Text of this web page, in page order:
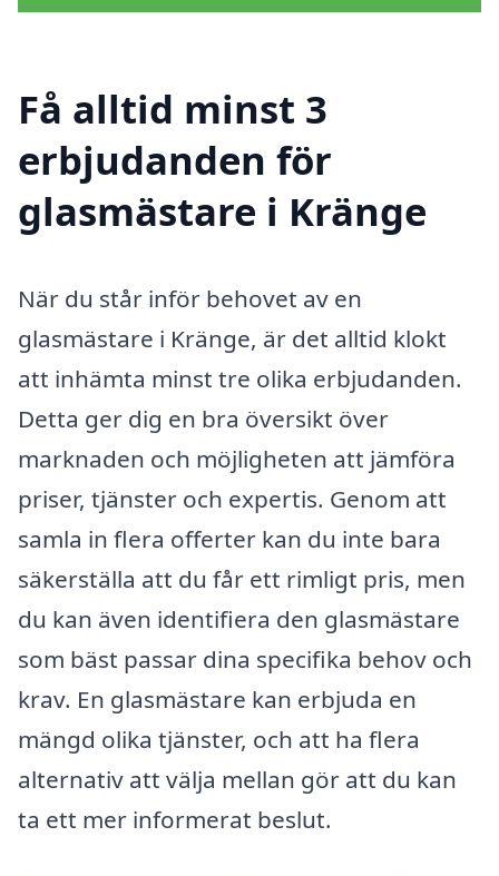
Få alltid minst 3
erbjudanden för
glasmästare i Kränge
När du står inför behovet av en
glasmästare i Kränge, är det alltid klokt
att inhämta minst tre olika erbjudanden.
Detta ger dig en bra översikt över
marknaden och möjligheten att jämföra
priser, tjänster och expertis. Genom att
samla in flera offerter kan du inte bara
säkerställa att du får ett rimligt pris, men
du kan även identifiera den glasmästare
som bäst passar dina specifika behov och
krav. En glasmästare kan erbjuda en
mängd olika tjänster, och att ha flera
alternativ att välja mellan gör att du kan
ta ett mer informerat beslut.